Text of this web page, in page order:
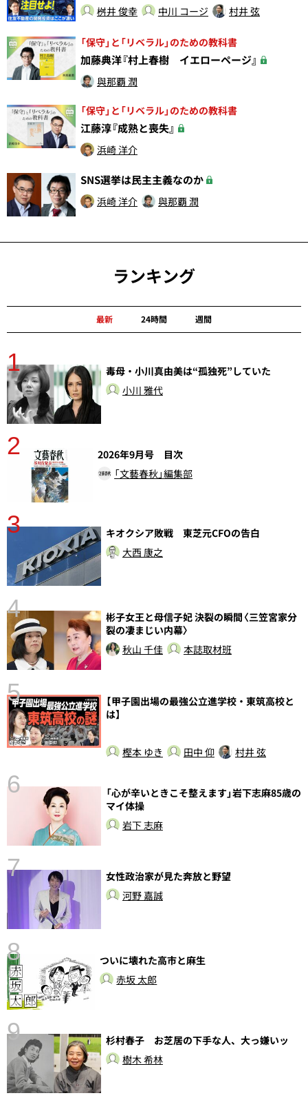
桝井 俊幸 中川 コージ 村井 弦
「保守」と「リベラル」のための教科書
加藤典洋『村上春樹 イエローページ』
與那覇 潤
「保守」と「リベラル」のための教科書
江藤淳『成熟と喪失』
浜崎 洋介
SNS選挙は民主主義なのか
浜崎 洋介 與那覇 潤
ランキング
最新 24時間 週間
1
毒母・小川真由美は“孤独死”していた
小川 雅代
2
2026年9月号 目次
「文藝春秋」編集部
3
キオクシア敗戦 東芝元CFOの告白
大西 康之
4
彬子女王と母信子妃 決裂の瞬間〈三笠宮家分
裂の凄まじい内幕〉
秋山 千佳
本誌取材班
5
【甲子園出場の最強公立進学校・東筑高校と
は】
樫本 ゆき 田中 仰 村井 弦
6
「心が辛いときこそ整えます」岩下志麻85歳の
マイ体操
岩下 志麻
7
女性政治家が見た奔放と野望
河野 嘉誠
8
ついに壊れた高市と麻生
赤坂 太郎
9
杉村春子 お芝居の下手な人、大っ嫌いッ
樹木 希林